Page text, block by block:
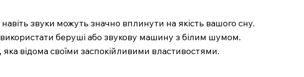
звуки можуть значно вплинути на якість вашого сну.
беруші або звукову машину з білим шумом.
відома своїми заспокійливими властивостями.